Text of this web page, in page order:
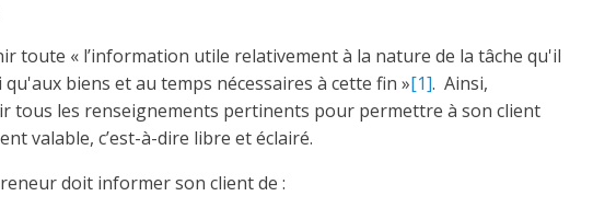
toute « l’information utile relativement à la nature de la tâche qu'il
biens et au temps nécessaires à cette fin »[1]. Ainsi,
tous les renseignements pertinents pour permettre à son client
valable, c’est-à-dire libre et éclairé.
doit informer son client de :